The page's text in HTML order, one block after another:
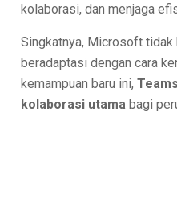
kolaborasi, dan menjaga
Singkatnya, Microsoft tidak
beradaptasi dengan cara
kemampuan baru ini,
kolaborasi utama bagi